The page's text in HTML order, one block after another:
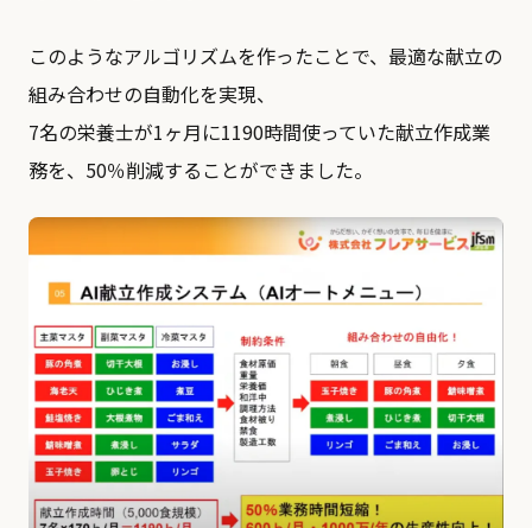
このようなアルゴリズムを作ったことで、最適な献立の
組み合わせの自動化を実現、
7名の栄養士が1ヶ月に1190時間使っていた献立作成業
務を、50％削減することができました。